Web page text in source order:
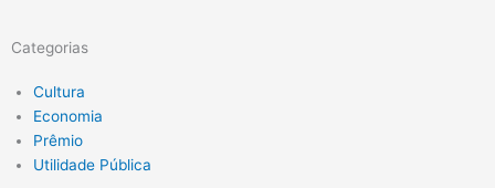
Categorias
Cultura
Economia
Prêmio
Utilidade Pública